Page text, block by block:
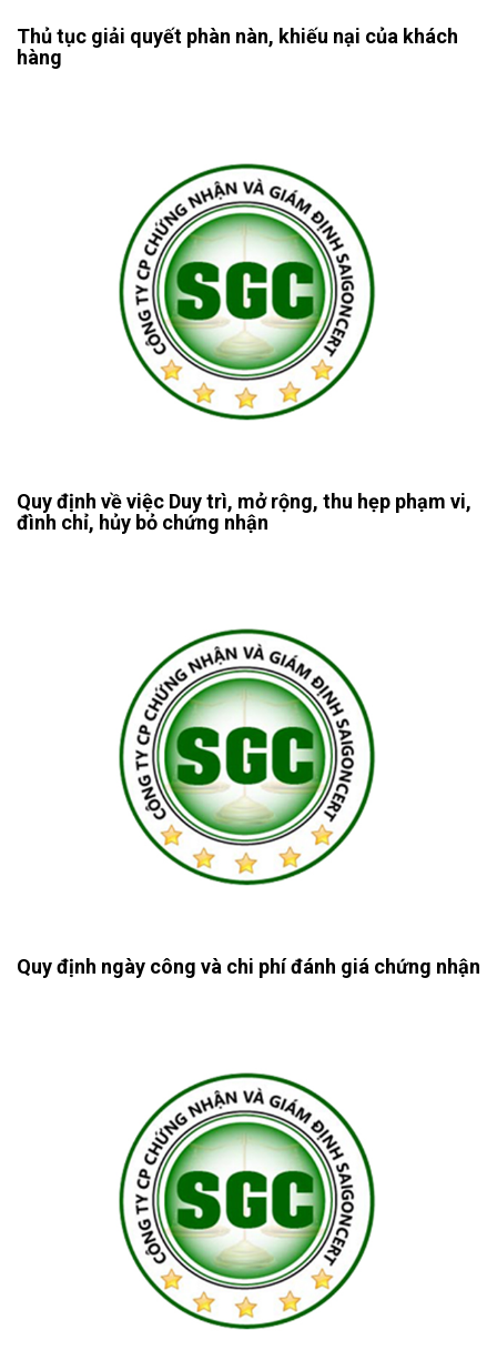
Thủ tục giải quyết phàn nàn, khiếu nại của khách
hàng
Quy định về việc Duy trì, mở rộng, thu hẹp phạm vi,
đình chỉ, hủy bỏ chứng nhận
Quy định ngày công và chi phí đánh giá chứng nhận